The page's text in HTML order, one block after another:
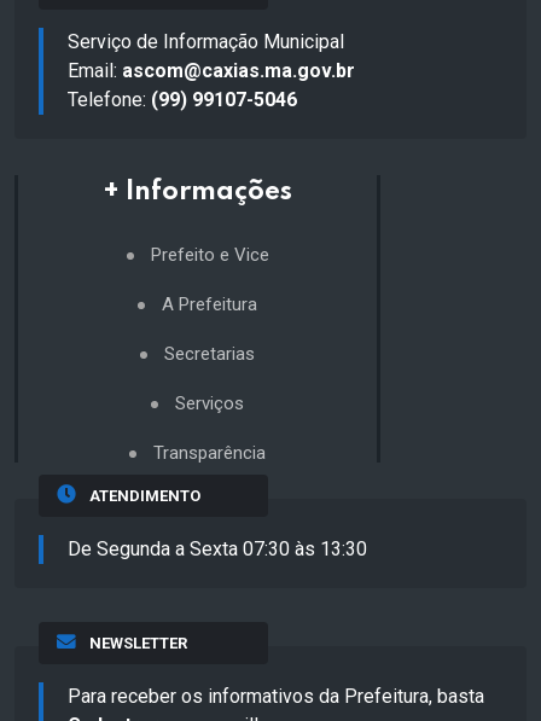
Serviço de Informação Municipal
Email: ascom@caxias.ma.gov.br
Telefone: (99) 99107-5046
+ Informações
Prefeito e Vice
A Prefeitura
Secretarias
Serviços
Transparência
ATENDIMENTO
De Segunda a Sexta 07:30 às 13:30
NEWSLETTER
Para receber os informativos da Prefeitura, basta